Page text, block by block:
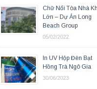
Chữ Nổi Tòa Nhà
Lớn – Dự Án Long
Beach Group
05/02/2022
In UV Hộp Đèn Bạt
Hồng Trà Ngô Gia
30/06/2023